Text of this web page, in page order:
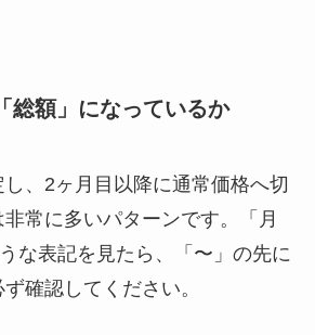
総額」になっているか
、2ヶ月目以降に通常価格へ切
常に多いパターンです。「月
な表記を見たら、「〜」の先に
確認してください。